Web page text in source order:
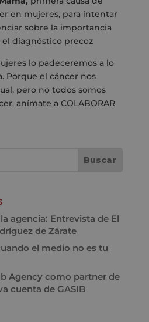
en mujeres, para intentar
sobre la importancia
diagnóstico precoz
lo padeceremos a lo
Porque el cáncer nos
pero no todos somos
anímate a COLABORAR
agencia: Entrevista de El
de Zárate
el medio no es tu
Agency como partner de
cuenta de GASIB